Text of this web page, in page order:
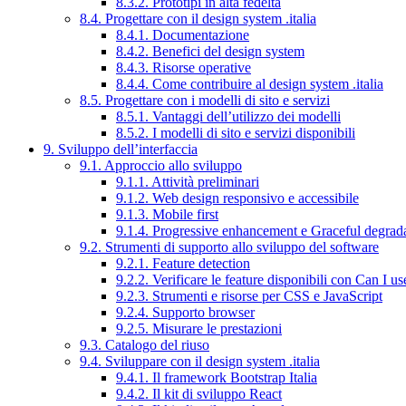
8.4. Progettare con il design system .italia
8.4.1. Documentazione
8.4.2. Benefici del design system
8.4.3. Risorse operative
8.4.4. Come contribuire al design system .italia
8.5. Progettare con i modelli di sito e servizi
8.5.1. Vantaggi dell’utilizzo dei modelli
8.5.2. I modelli di sito e servizi disponibili
9. Sviluppo dell’interfaccia
9.1. Approccio allo sviluppo
9.1.1. Attività preliminari
9.1.2. Web design responsivo e accessibile
9.1.3. Mobile first
9.1.4. Progressive enhancement e Graceful
9.2. Strumenti di supporto allo sviluppo del software
9.2.1. Feature detection
9.2.2. Verificare le feature disponibili con Can I
9.2.3. Strumenti e risorse per CSS e JavaScript
9.2.4. Supporto browser
9.2.5. Misurare le prestazioni
9.3. Catalogo del riuso
9.4. Sviluppare con il design system .italia
9.4.1. Il framework Bootstrap Italia
9.4.2. Il kit di sviluppo React